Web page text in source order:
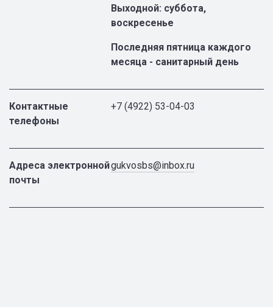
Выходной: суббота,
воскресенье
Последняя пятница каждого
месяца - санитарный день
Контактные
телефоны
+7 (4922) 53-04-03
Адреса электронной
почты
gukvosbs@inbox.ru